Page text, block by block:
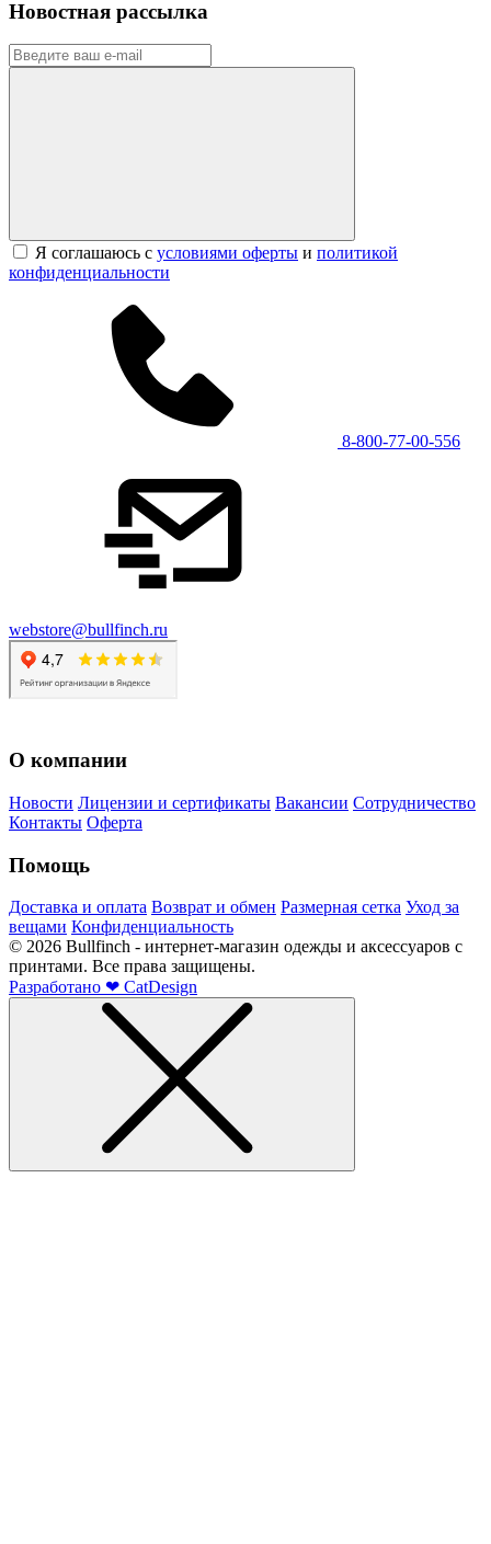
Новостная рассылка
Я соглашаюсь с условиями оферты и политикой
конфиденциальности
8-800-77-00-556
webstore@bullfinch.ru
О компании
Новости Лицензии и сертификаты Вакансии Сотрудничество
Контакты Оферта
Помощь
Доставка и оплата Возврат и обмен Размерная сетка Уход за
вещами Конфиденциальность
© 2026 Bullfinch - интернет-магазин одежды и аксессуаров с
принтами. Все права защищены.
Разработано ❤ CatDesign